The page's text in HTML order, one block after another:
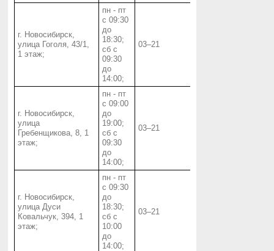
г. Новосибирск,
улица Гоголя, 43/1,
1 этаж;
пн - пт
с 09:30
до
18:30;
сб с
09:30
до
14:00;
03‒21
г. Новосибирск,
улица
Гребенщикова, 8, 1
этаж;
пн - пт
с 09:00
до
19:00;
сб с
09:30
до
14:00;
03‒21
г. Новосибирск,
улица Дуси
Ковальчук, 394, 1
этаж;
пн - пт
с 09:30
до
18:30;
сб с
10:00
до
14:00;
03‒21